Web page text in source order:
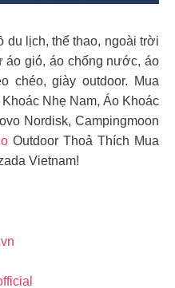
du lịch, thể thao, ngoài trời
áo gió, áo chống nước, áo
chéo, giày outdoor. Mua
Nhẹ Nam, Áo Khoác
Nordisk, Campingmoon
Outdoor Thoả Thích Mua
Vietnam!